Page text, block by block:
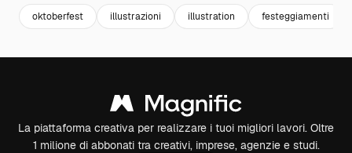
oktoberfest illustrazioni illustration festeggiamenti
La piattaforma creativa per realizzare i tuoi migliori lavori. Oltre
1 milione di abbonati tra creativi, imprese, agenzie e studi.